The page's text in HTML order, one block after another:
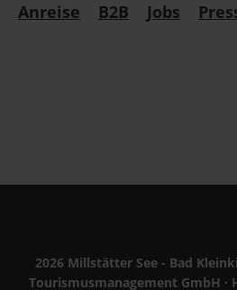
Anreise
B2B Jobs
2026 Millstätter See - Bad
Tourismusmanagement GmbH ·